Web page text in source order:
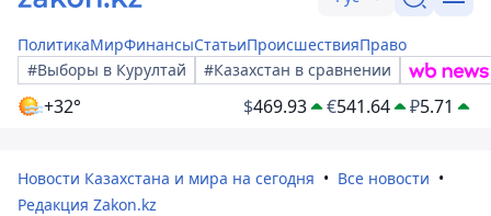
ПолитикаМирФинансыСтатьиПроисшествияПраво
#Выборы в Курултай
#Казахстан в сравнении
+32° $469.93 €541.64 ₽5.71
Новости Казахстана и мира на сегодня
Все новости
Редакция Zakon.kz